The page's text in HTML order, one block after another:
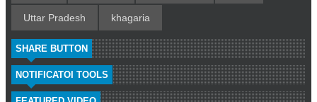
Uttar Pradesh khagaria
SHARE BUTTON
NOTIFICATOI TOOLS